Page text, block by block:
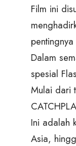
Film ini
Dalam
spesial
Mulai dari
Ini adalah
Asia,